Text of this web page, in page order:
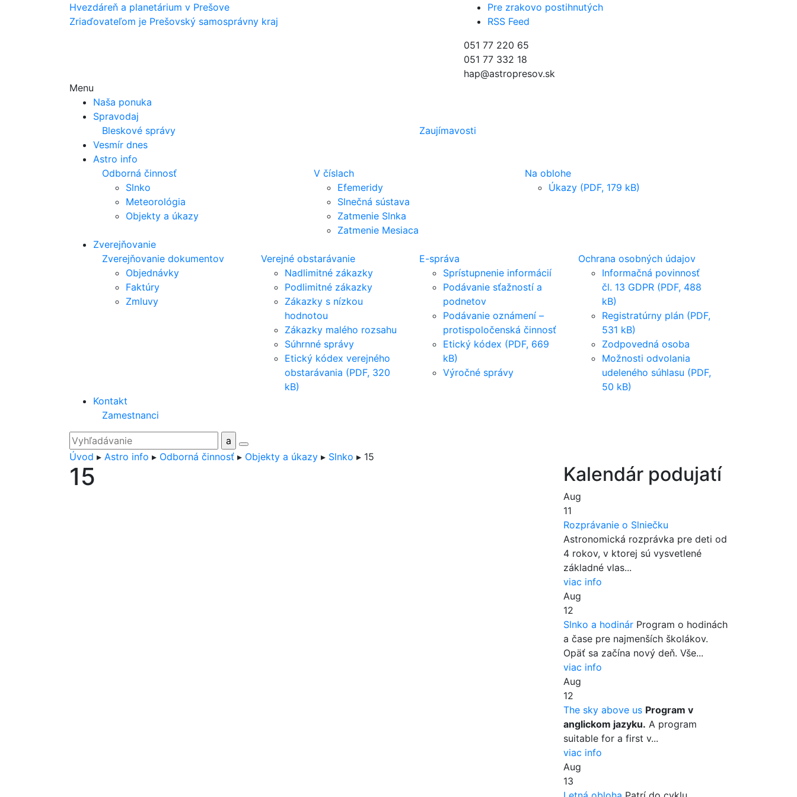
Hvezdáreň a planetárium v Prešove
Zriaďovateľom je Prešovský samosprávny kraj
Pre zrakovo postihnutých
RSS Feed
051 77 220 65
051 77 332 18
hap@astropresov.sk
Menu
Naša ponuka
Spravodaj
Bleskové správy
Zaujímavosti
Vesmír dnes
Astro info
Odborná činnosť
Slnko
Meteorológia
Objekty a úkazy
V číslach
Efemeridy
Slnečná sústava
Zatmenie Slnka
Zatmenie Mesiaca
Na oblohe
Úkazy (PDF, 179 kB)
Zverejňovanie
Zverejňovanie dokumentov
Objednávky
Faktúry
Zmluvy
Verejné obstarávanie
Nadlimitné zákazky
Podlimitné zákazky
Zákazky s nízkou
hodnotou
Zákazky malého rozsahu
Súhrnné správy
Etický kódex verejného
obstarávania (PDF, 320
kB)
E-správa
Sprístupnenie informácií
Podávanie sťažností a
podnetov
Podávanie oznámení –
protispoločenská činnosť
Etický kódex (PDF, 669
kB)
Výročné správy
Ochrana osobných údajov
Informačná povinnosť
čl. 13 GDPR (PDF, 488
kB)
Registratúrny plán (PDF,
531 kB)
Zodpovedná osoba
Možnosti odvolania
udeleného súhlasu (PDF,
50 kB)
Kontakt
Zamestnanci
Úvod ▸ Astro info ▸ Odborná činnosť ▸ Objekty a úkazy ▸ Slnko ▸ 15
15 Kalendár podujatí
Aug
11
Rozprávanie o Slniečku
Astronomická rozprávka pre deti od
4 rokov, v ktorej sú vysvetlené
základné vlas...
viac info
Aug
12
Slnko a hodinárProgram o hodinách
a čase pre najmenších školákov.
Opäť sa začína nový deň. Vše...
viac info
Aug
12
The sky above us Program v
anglickom jazyku. A program
suitable for a first v...
viac info
Aug
13